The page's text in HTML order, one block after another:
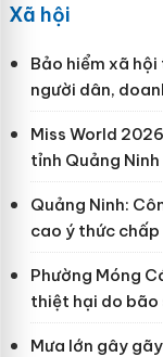
Xã hội
Bảo hiểm xã
người dân,
Miss World
tỉnh Quảng Ninh
Quảng Ninh:
cao ý thức
Phường Móng
thiệt hại do bão
Mưa lớn gây